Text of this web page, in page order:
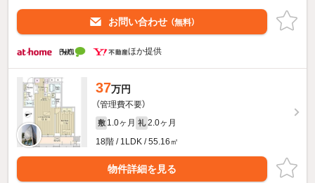
お問い合わせ （無料）
ほか提供
37万円
（管理費不要）
敷 1.0ヶ月 礼 2.0ヶ月
18階 / 1LDK / 55.16㎡
物件詳細を見る